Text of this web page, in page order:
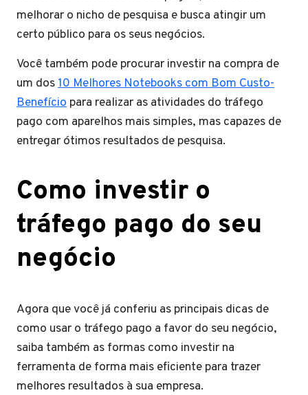
melhorar o nicho de pesquisa e busca atingir um
certo público para os seus negócios.
Você também pode procurar investir na compra de
um dos10 Melhores Notebooks com Bom Custo-
Benefício para realizar as atividades do tráfego
pago com aparelhos mais simples, mas capazes de
entregar ótimos resultados de pesquisa.
Como investir o
tráfego pago do seu
negócio
Agora que você já conferiu as principais dicas de
como usar o tráfego pago a favor do seu negócio,
saiba também as formas como investir na
ferramenta de forma mais eficiente para trazer
melhores resultados à sua empresa.